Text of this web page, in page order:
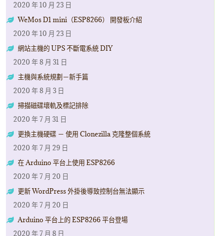
2020 年 10 月 23 日
WeMos D1 mini（ESP8266） 開發板介紹
2020 年 10 月 23 日
網站主機的 UPS 不斷電系統 DIY
2020 年 8 月 31 日
主機與系統規劃－新手篇
2020 年 8 月 3 日
掃描磁碟壞軌及標記排除
2020 年 7 月 31 日
更換主機硬碟 － 使用 Clonezilla 克隆整個系統
2020 年 7 月 29 日
在 Arduino 平台上使用 ESP8266
2020 年 7 月 20 日
更新 WordPress 外掛後導致控制台無法顯示
2020 年 7 月 20 日
Arduino 平台上的 ESP8266 平台登場
2020 年 7 月 8 日